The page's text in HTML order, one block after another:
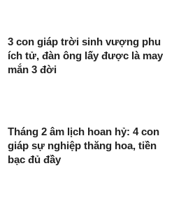
3 con giáp trời sinh vượng phu
ích tử, đàn ông lấy được là may
mắn 3 đời
Tháng 2 âm lịch hoan hỷ: 4 con
giáp sự nghiệp thăng hoa, tiền
bạc đủ đầy